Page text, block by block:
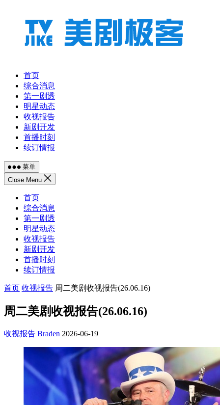
首页
综合消息
第一剧透
明星动态
收视报告
新剧开发
首播时刻
续订情报
菜单
Close Menu
首页
综合消息
第一剧透
明星动态
收视报告
新剧开发
首播时刻
续订情报
首页 收视报告 周二美剧收视报告(26.06.16)
周二美剧收视报告(26.06.16)
收视报告 Braden 2026-06-19